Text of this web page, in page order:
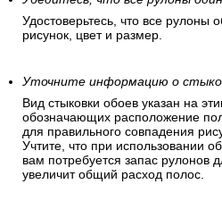
Удостоверьтесь, что все рулоны
рисунок, цвет и размер.
Уточните информацию о
Вид стыковки обоев указан на
обозначающих расположение
для правильного совпадения
Учтите, что при использовании
вам потребуется запас рулонов
увеличит общий расход полос.